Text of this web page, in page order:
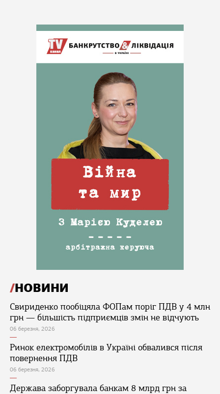
НОВИНИ
Свириденко пообіцяла ФОПам поріг ПДВ у 4 млн
грн — більшість підприємців змін не відчують
06 березня, 2026
Ринок електромобілів в Україні обвалився після
повернення ПДВ
06 березня, 2026
Держава заборгувала банкам 8 млрд грн за